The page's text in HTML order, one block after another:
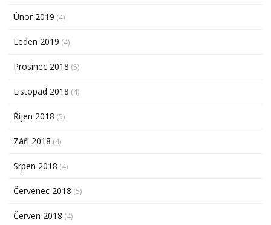
Únor 2019 (4)
Leden 2019 (4)
Prosinec 2018 (5)
Listopad 2018 (4)
Říjen 2018 (5)
Září 2018 (4)
Srpen 2018 (4)
Červenec 2018 (5)
Červen 2018 (4)